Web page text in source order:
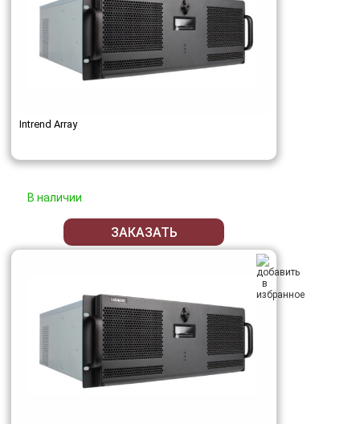
Intrend Array
В наличии
ЗАКАЗАТЬ